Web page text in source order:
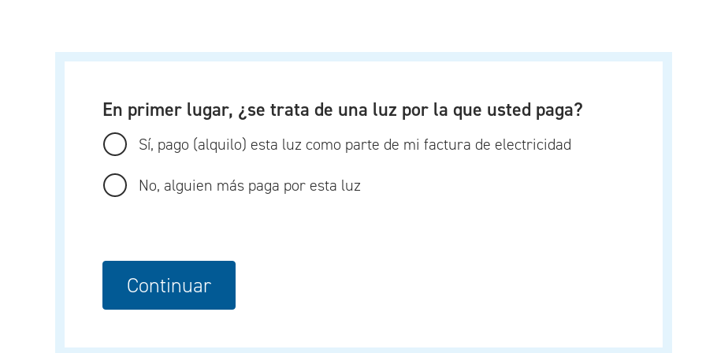
En primer lugar, ¿se trata de una luz por la que usted paga?
Sí, pago (alquilo) esta luz como parte de mi factura de electricidad
No, alguien más paga por esta luz